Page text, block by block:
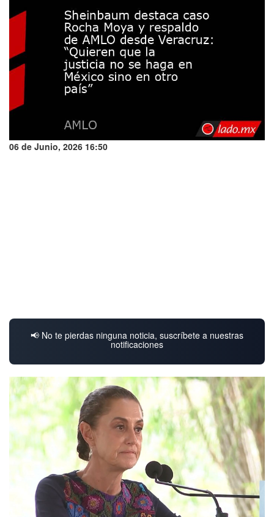
06 de Junio, 2026 16:50
📢 No te pierdas ninguna noticia, suscríbete a nuestras
notificaciones